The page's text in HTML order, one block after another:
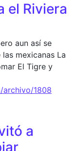
el Riviera
aun así se
mexicanas La
El Tigre y
1808
a